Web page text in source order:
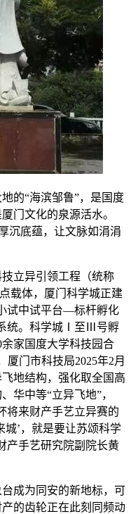
的“海滨邹鲁”，是国度
门文化的泉源活水。
沉底蕴，让文脉如涓涓
立异引领工程（统称
载体，厦门科学城正建
试中试平台—标杆孵化
统。科学城Ⅰ至Ⅲ号孵
家国度大学科技园合
厦门市科技局2025年2月
地结构，强化取全国高
华中等“立异飞地”，
将来财产手艺立异赛的
城’，就是要让苏颂科学
产手艺研究院副院长黄
成为同安的新地标，可
的齿轮正在此刻同频动